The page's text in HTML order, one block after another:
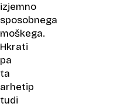
izjemno
sposobnega
moškega.
Hkrati
pa
ta
arhetip
tudi